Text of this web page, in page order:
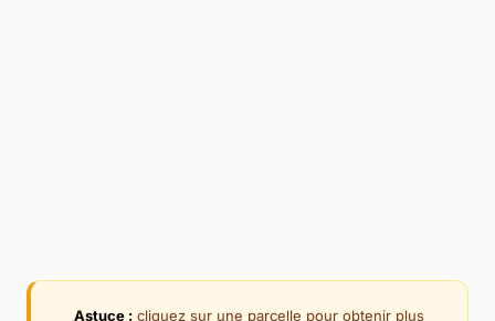
Astuce : cliquez sur une parcelle pour obtenir plus